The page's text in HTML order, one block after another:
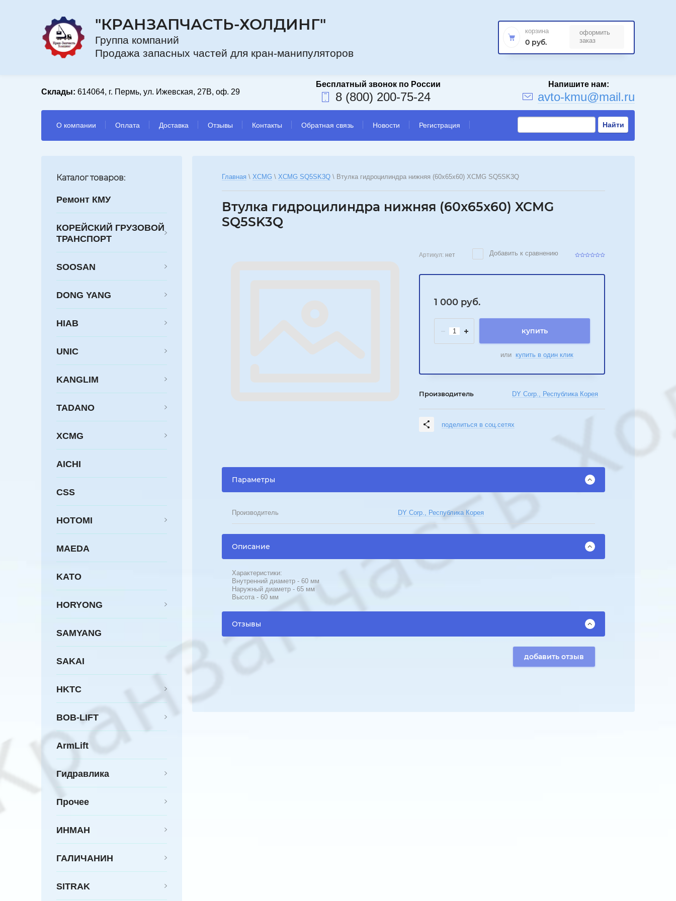
"КРАНЗАПЧАСТЬ-ХОЛДИНГ"
Группа компаний
Продажа запасных частей для кран-манипуляторов
корзина
0 руб.
оформить
заказ
Склады: 614064, г. Пермь, ул. Ижевская, 27В, оф. 29 8 (800) 200-75-24 avto-kmu@mail.ru
Найти
О компании Оплата Доставка Отзывы Контакты Обратная связь Новости Регистрация
Каталог товаров:
Ремонт КМУ
КОРЕЙСКИЙ ГРУЗОВОЙ
ТРАНСПОРТ
SOOSAN
DONG YANG
HIAB
UNIC
KANGLIM
TADANO
XCMG
AICHI
CSS
HOTOMI
MAEDA
KATO
HORYONG
SAMYANG
SAKAI
HKTC
BOB-LIFT
ArmLift
Гидравлика
Прочее
ИНМАН
ГАЛИЧАНИН
SITRAK
Главная \ XCMG \ XCMG SQ5SK3Q \ Втулка гидроцилиндра нижняя (60x65x60) XCMG SQ5SK3Q
Втулка гидроцилиндра нижняя (60x65x60) XCMG
SQ5SK3Q
Добавить к сравнению
Артикул: нет
1 000 руб.
купить
или купить в один клик
Производитель DY Corp., Республика Корея
поделиться в соц.сетях
Параметры
Производитель DY Corp., Республика Корея
Описание
Характеристики:
Внутренний диаметр - 60 мм
Наружный диаметр - 65 мм
Высота - 60 мм
Отзывы
добавить отзыв